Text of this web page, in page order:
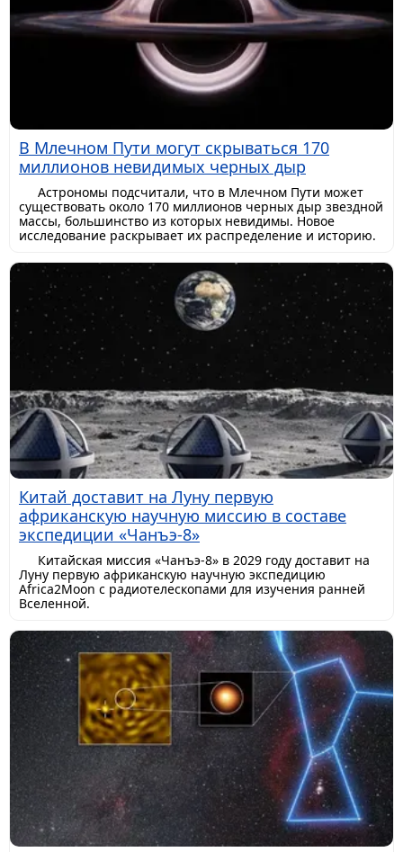
В Млечном Пути могут скрываться 170
миллионов невидимых черных дыр
Астрономы подсчитали, что в Млечном Пути может
существовать около 170 миллионов черных дыр звездной
массы, большинство из которых невидимы. Новое
исследование раскрывает их распределение и историю.
Китай доставит на Луну первую
африканскую научную миссию в составе
экспедиции «Чанъэ-8»
Китайская миссия «Чанъэ-8» в 2029 году доставит на
Луну первую африканскую научную экспедицию
Africa2Moon с радиотелескопами для изучения ранней
Вселенной.